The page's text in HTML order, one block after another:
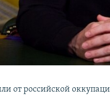
от российской